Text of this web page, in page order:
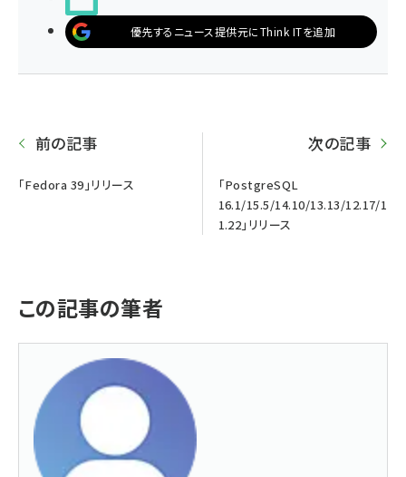
優先するニュース提供元にThink ITを追加
前の記事
「Fedora 39」リリース
次の記事
「PostgreSQL
16.1/15.5/14.10/13.13/12.17/1
1.22」リリース
この記事の筆者